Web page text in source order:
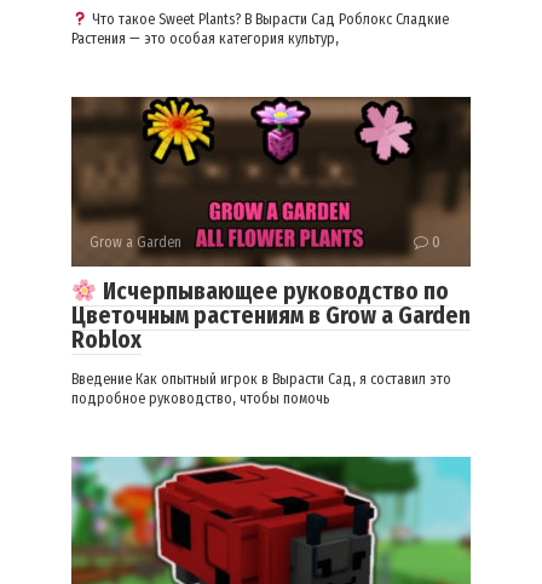
Что такое Sweet Plants? В Вырасти Сад Роблокс Сладкие
Растения — это особая категория культур,
Grow a Garden 0
Исчерпывающее руководство по
Цветочным растениям в Grow a Garden
Roblox
Введение Как опытный игрок в Вырасти Сад, я составил это
подробное руководство, чтобы помочь